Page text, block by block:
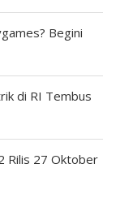
Begini
di RI Tembus
Rilis 27 Oktober